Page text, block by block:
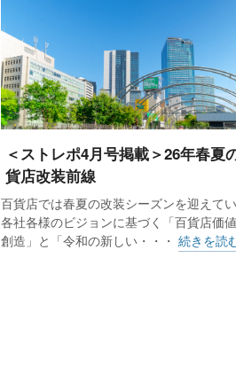
＜ストレポ4月号掲載＞26年春夏
貨店改装前線
百貨店では春夏の改装シーズンを迎えてい
各社各様のビジョンに基づく「百貨店価
創造」と「令和の新しい・・・続きを読